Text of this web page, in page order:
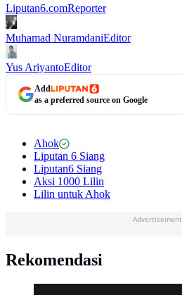
Liputan6.comReporter
Muhamad NuramdaniEditor
Yus AriyantoEditor
Add
as a preferred source on Google
Ahok
Liputan 6 Siang
Liputan6 Siang
Aksi 1000 Lilin
Lilin untuk Ahok
Advertisement
Rekomendasi